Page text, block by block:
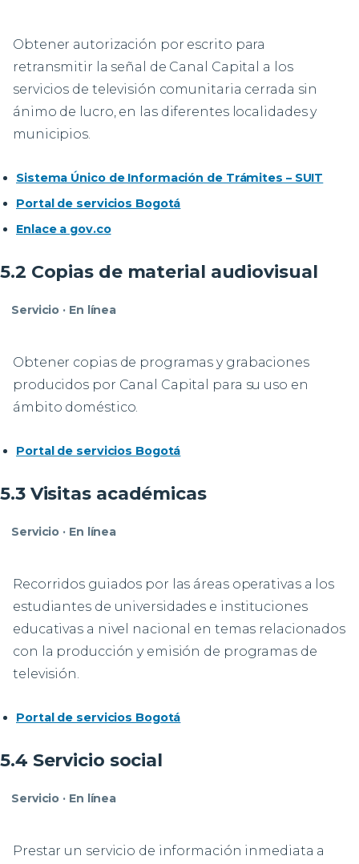
Obtener autorización por escrito para
retransmitir la señal de Canal Capital a los
servicios de televisión comunitaria cerrada sin
ánimo de lucro, en las diferentes localidades y
municipios.
Sistema Único de Información de Trámites – SUIT
Portal de servicios Bogotá
Enlace a gov.co
5.2 Copias de material audiovisual
Servicio · En línea
Obtener copias de programas y grabaciones
producidos por Canal Capital para su uso en
ámbito doméstico.
Portal de servicios Bogotá
5.3 Visitas académicas
Servicio · En línea
Recorridos guiados por las áreas operativas a los
estudiantes de universidades e instituciones
educativas a nivel nacional en temas relacionados
con la producción y emisión de programas de
televisión.
Portal de servicios Bogotá
5.4 Servicio social
Servicio · En línea
Prestar un servicio de información inmediata a